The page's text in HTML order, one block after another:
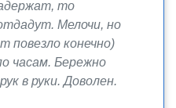
то
Мелочи, но
повезло конечно)
часам. Бережно
в руки. Доволен.